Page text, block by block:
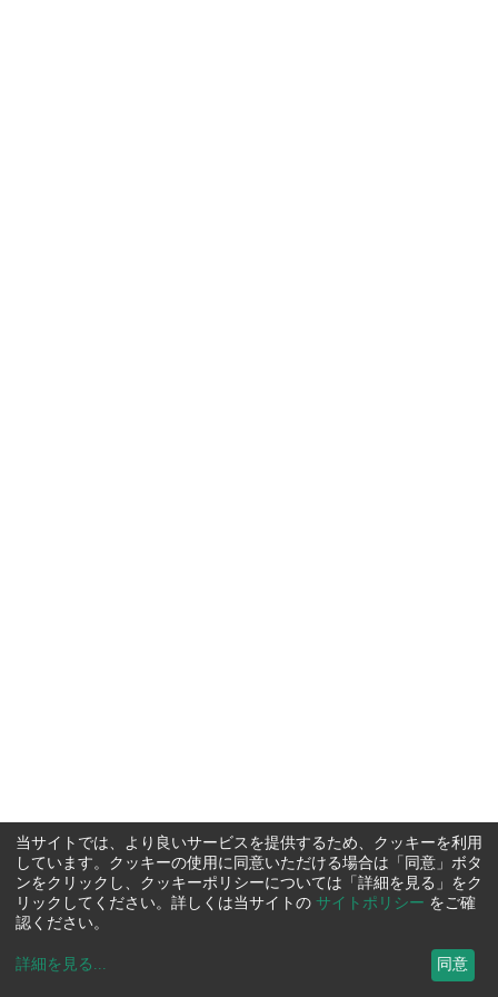
当サイトでは、より良いサービスを提供するため、クッキーを利用
しています。クッキーの使用に同意いただける場合は「同意」ボタ
ンをクリックし、クッキーポリシーについては「詳細を見る」をク
リックしてください。詳しくは当サイトの サイトポリシー をご確
認ください。
詳細を見る ... 同意